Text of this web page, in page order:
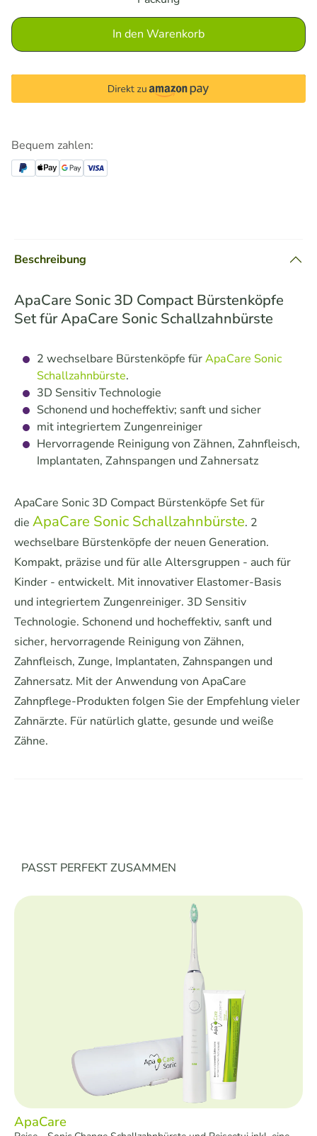
In den Warenkorb
Bequem zahlen:
Beschreibung
ApaCare Sonic 3D Compact Bürstenköpfe
Set für ApaCare Sonic Schallzahnbürste
2 wechselbare Bürstenköpfe fürApaCare Sonic
Schallzahnbürste.
3D Sensitiv Technologie
Schonend und hocheffektiv; sanft und sicher
mit integriertem Zungenreiniger
Hervorragende Reinigung von Zähnen, Zahnfleisch,
Implantaten, Zahnspangen und Zahnersatz
ApaCare Sonic 3D Compact Bürstenköpfe Set für
die ApaCare Sonic Schallzahnbürste. 2
wechselbare Bürstenköpfe der neuen Generation.
Kompakt, präzise und für alle Altersgruppen - auch für
Kinder - entwickelt. Mit innovativer Elastomer-Basis
und integriertem Zungenreiniger. 3D Sensitiv
Technologie. Schonend und hocheffektiv, sanft und
sicher, hervorragende Reinigung von Zähnen,
Zahnfleisch, Zunge, Implantaten, Zahnspangen und
Zahnersatz. Mit der Anwendung von ApaCare
Zahnpflege-Produkten folgen Sie der Empfehlung vieler
Zahnärzte. Für natürlich glatte, gesunde und weiße
Zähne.
Produktgalerie überspringen
PASST PERFEKT ZUSAMMEN
ApaCare